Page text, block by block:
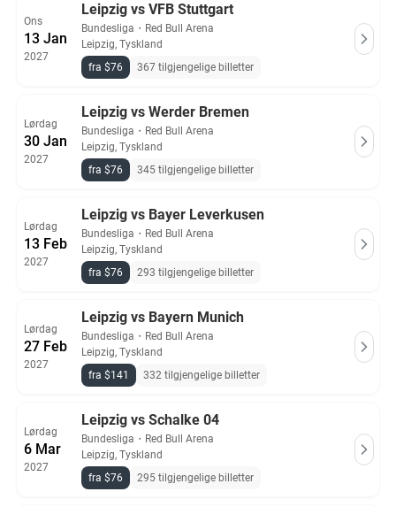
Ons
13 Jan
2027
Leipzig vs VFB Stuttgart
Bundesliga ・ Red Bull Arena
Leipzig, Tyskland
fra $76
367 tilgjengelige billetter
Lørdag
30 Jan
2027
Leipzig vs Werder Bremen
Bundesliga ・ Red Bull Arena
Leipzig, Tyskland
fra $76
345 tilgjengelige billetter
Lørdag
13 Feb
2027
Leipzig vs Bayer Leverkusen
Bundesliga ・ Red Bull Arena
Leipzig, Tyskland
fra $76
293 tilgjengelige billetter
Lørdag
27 Feb
2027
Leipzig vs Bayern Munich
Bundesliga ・ Red Bull Arena
Leipzig, Tyskland
fra $141
332 tilgjengelige billetter
Lørdag
6 Mar
2027
Leipzig vs Schalke 04
Bundesliga ・ Red Bull Arena
Leipzig, Tyskland
fra $76
295 tilgjengelige billetter